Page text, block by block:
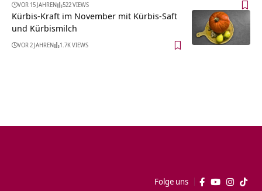
VOR 15 JAHREN 522 VIEWS
Kürbis-Kraft im November mit Kürbis-Saft
und Kürbismilch
VOR 2 JAHREN 1.7K VIEWS
Folge uns